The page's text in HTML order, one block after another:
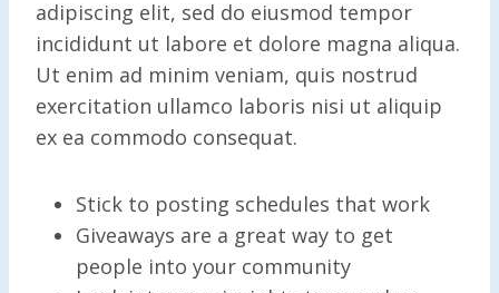
adipiscing elit, sed do eiusmod tempor
incididunt ut labore et dolore magna aliqua.
Ut enim ad minim veniam, quis nostrud
exercitation ullamco laboris nisi ut aliquip
ex ea commodo consequat.
Stick to posting schedules that work
Giveaways are a great way to get
people into your community